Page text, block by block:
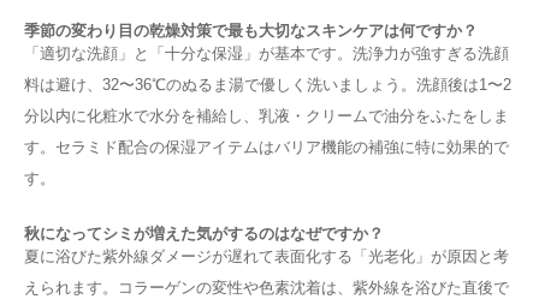
季節の変わり目の乾燥対策で最も大切なスキンケアは何ですか？
「適切な洗顔」と「十分な保湿」が基本です。洗浄力が強すぎる洗顔
料は避け、32〜36℃のぬるま湯で優しく洗いましょう。洗顔後は1〜2
分以内に化粧水で水分を補給し、乳液・クリームで油分をふたをしま
す。セラミド配合の保湿アイテムはバリア機能の補強に特に効果的で
す。
秋になってシミが増えた気がするのはなぜですか？
夏に浴びた紫外線ダメージが遅れて表面化する「光老化」が原因と考
えられます。コラーゲンの変性や色素沈着は、紫外線を浴びた直後で